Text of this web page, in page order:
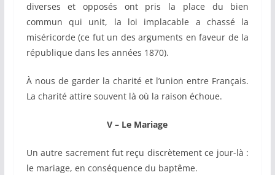
diverses et opposés ont pris la place du bien
commun qui unit, la loi implacable a chassé la
miséricorde (ce fut un des arguments en faveur de la
république dans les années 1870).
À nous de garder la charité et l’union entre Français.
La charité attire souvent là où la raison échoue.
V – Le Mariage
Un autre sacrement fut reçu discrètement ce jour-là :
le mariage, en conséquence du baptême.